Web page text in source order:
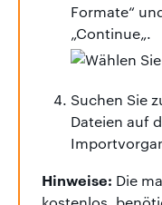
Formate“
„Continue„.
Suchen Sie
Dateien auf
Hinweise: Die